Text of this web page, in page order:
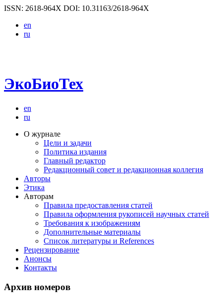
ISSN: 2618-964X DOI: 10.31163/2618-964X
en
ru
ЭкоБиоТех
en
ru
О журнале
Цели и задачи
Политика издания
Главный редактор
Редакционный совет и редакционная коллегия
Авторы
Этика
Авторам
Правила предоставления статей
Правила оформления рукописей научных статей
Требования к изображениям
Дополнительные материалы
Список литературы и References
Рецензирование
Анонсы
Контакты
Архив номеров